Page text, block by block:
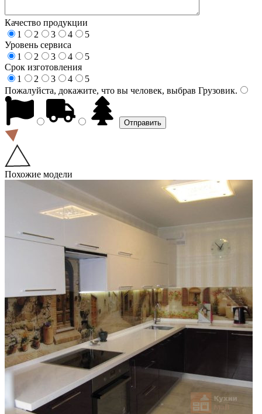
Качество продукции
1
2 3 4
5
Уровень сервиса
1
2 3 4
5
Срок изготовления
1
2 3 4
5
Пожалуйста, докажите, что вы человек, выбрав Грузовик.
Похожие модели